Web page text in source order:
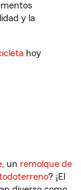
y la
hoy
, un remolque de
? ¡El